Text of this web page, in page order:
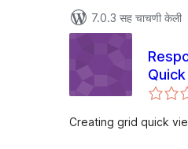
7.0.3 सह चाचणी केली
for
Creating grid quick